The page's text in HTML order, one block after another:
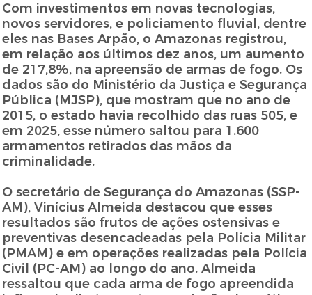
Com investimentos em novas tecnologias,
novos servidores, e policiamento fluvial, dentre
eles nas Bases Arpão, o Amazonas registrou,
em relação aos últimos dez anos, um aumento
de 217,8%, na apreensão de armas de fogo. Os
dados são do Ministério da Justiça e Segurança
Pública (MJSP), que mostram que no ano de
2015, o estado havia recolhido das ruas 505, e
em 2025, esse número saltou para 1.600
armamentos retirados das mãos da
criminalidade.
O secretário de Segurança do Amazonas (SSP-
AM), Vinícius Almeida destacou que esses
resultados são frutos de ações ostensivas e
preventivas desencadeadas pela Polícia Militar
(PMAM) e em operações realizadas pela Polícia
Civil (PC-AM) ao longo do ano. Almeida
ressaltou que cada arma de fogo apreendida